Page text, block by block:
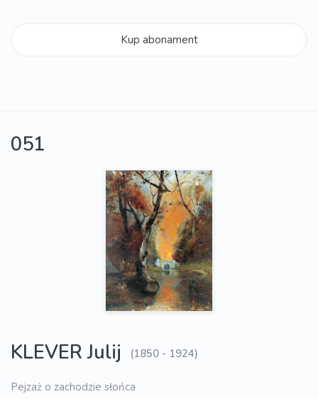
Kup abonament
051
KLEVER Julij (1850 - 1924)
Pejzaż o zachodzie słońca